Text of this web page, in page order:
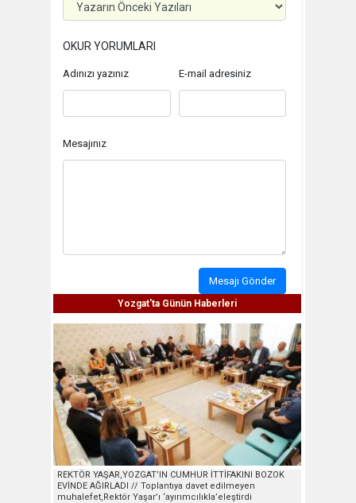
OKUR YORUMLARI
Adınızı yazınız E-mail adresiniz
Mesajınız
Mesajı Gönder
Yozgat'ta Günün Haberleri
REKTÖR YAŞAR,YOZGAT’IN CUMHUR İTTİFAKINI BOZOK
EVİNDE AĞIRLADI // Toplantıya davet edilmeyen
muhalefet,Rektör Yaşar’ı ‘ayırımcılıkla’eleştirdi